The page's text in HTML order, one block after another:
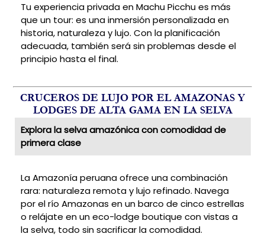
Tu experiencia privada en Machu Picchu es más
que un tour: es una inmersión personalizada en
historia, naturaleza y lujo. Con la planificación
adecuada, también será sin problemas desde el
principio hasta el final.
CRUCEROS DE LUJO POR EL AMAZONAS Y
LODGES DE ALTA GAMA EN LA SELVA
Explora la selva amazónica con comodidad de
primera clase
La Amazonía peruana ofrece una combinación
rara: naturaleza remota y lujo refinado. Navega
por el río Amazonas en un barco de cinco estrellas
o relájate en un eco-lodge boutique con vistas a
la selva, todo sin sacrificar la comodidad.